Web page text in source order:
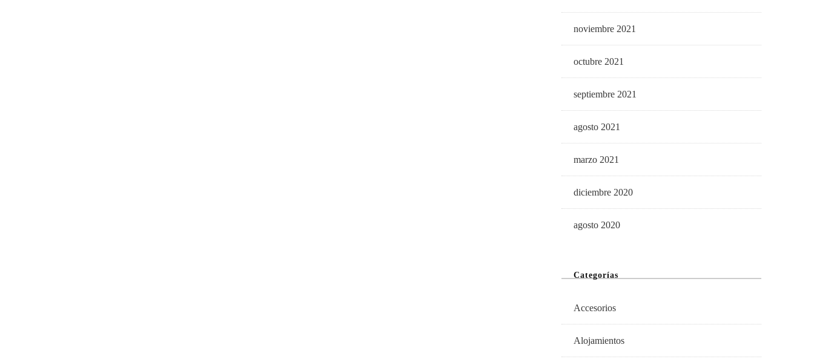
noviembre 2021
octubre 2021
septiembre 2021
agosto 2021
marzo 2021
diciembre 2020
agosto 2020
Categorías
Accesorios
Alojamientos